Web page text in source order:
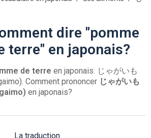
dire "pomme
terre" en japonais?
de terre en japonais: じゃがいも
Comment prononcer じゃがいも
en japonais?
La traduction